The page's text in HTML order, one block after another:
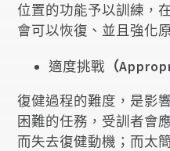
位置的功能予以訓練，
會可以恢復、並且強化
適度挑戰 （
復健過程的難度，是影
困難的任務，受訓者會
而失去復健動機；而太